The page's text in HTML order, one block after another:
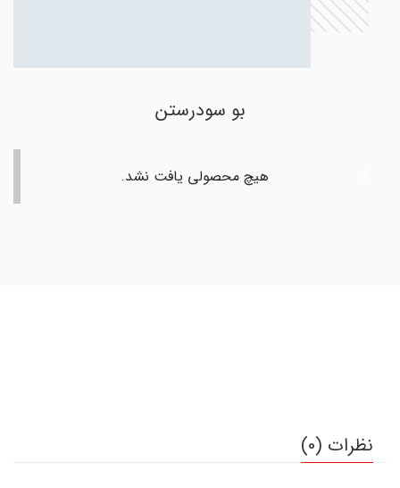
بو سودرستن
هیچ محصولی یافت نشد.
نظرات (0)